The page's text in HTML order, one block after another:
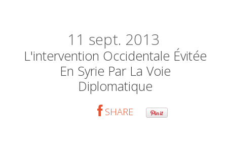
11 sept. 2013
L'intervention Occidentale Évitée
En Syrie Par La Voie
Diplomatique
SHARE